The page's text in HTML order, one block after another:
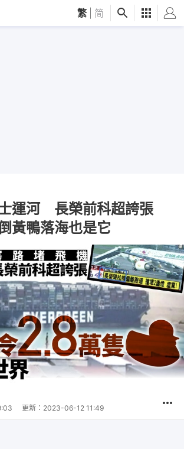
繁 简
運河 長榮前科超誇張
黃鴨落海也是它
更新： 2023-06-12 11:49